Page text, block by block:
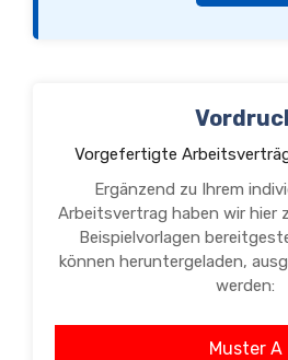
Vorgefertigte
Ergänzend zu Ihrem
Arbeitsvertrag haben wir hier
Beispielvorlagen
können heruntergeladen,
werden:
Muster A